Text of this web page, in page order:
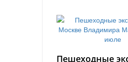
Пешеходные